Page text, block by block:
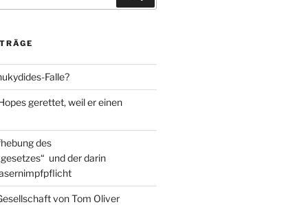
Falle?
gerettet, weil er einen
des
und der darin
von Tom Oliver